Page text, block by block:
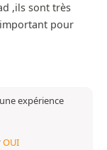
,ils sont très
pour
expérience
OUI